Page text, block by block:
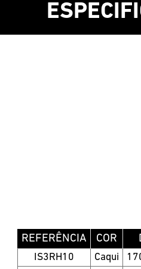
REFERÊNCIA COR
IS3RH10 Caqui